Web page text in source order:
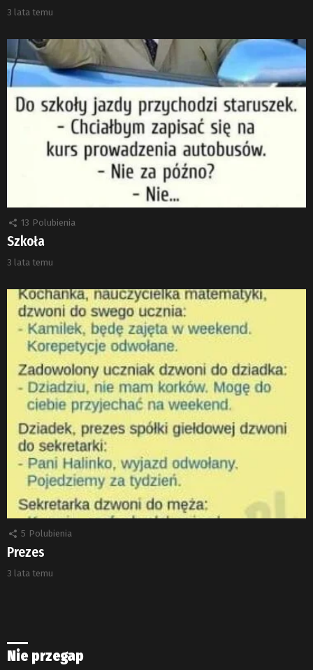
3 lata temu
13 Polubienia
Szkoła
3 lata temu
5 Polubienia
Prezes
3 lata temu
Nie przegap